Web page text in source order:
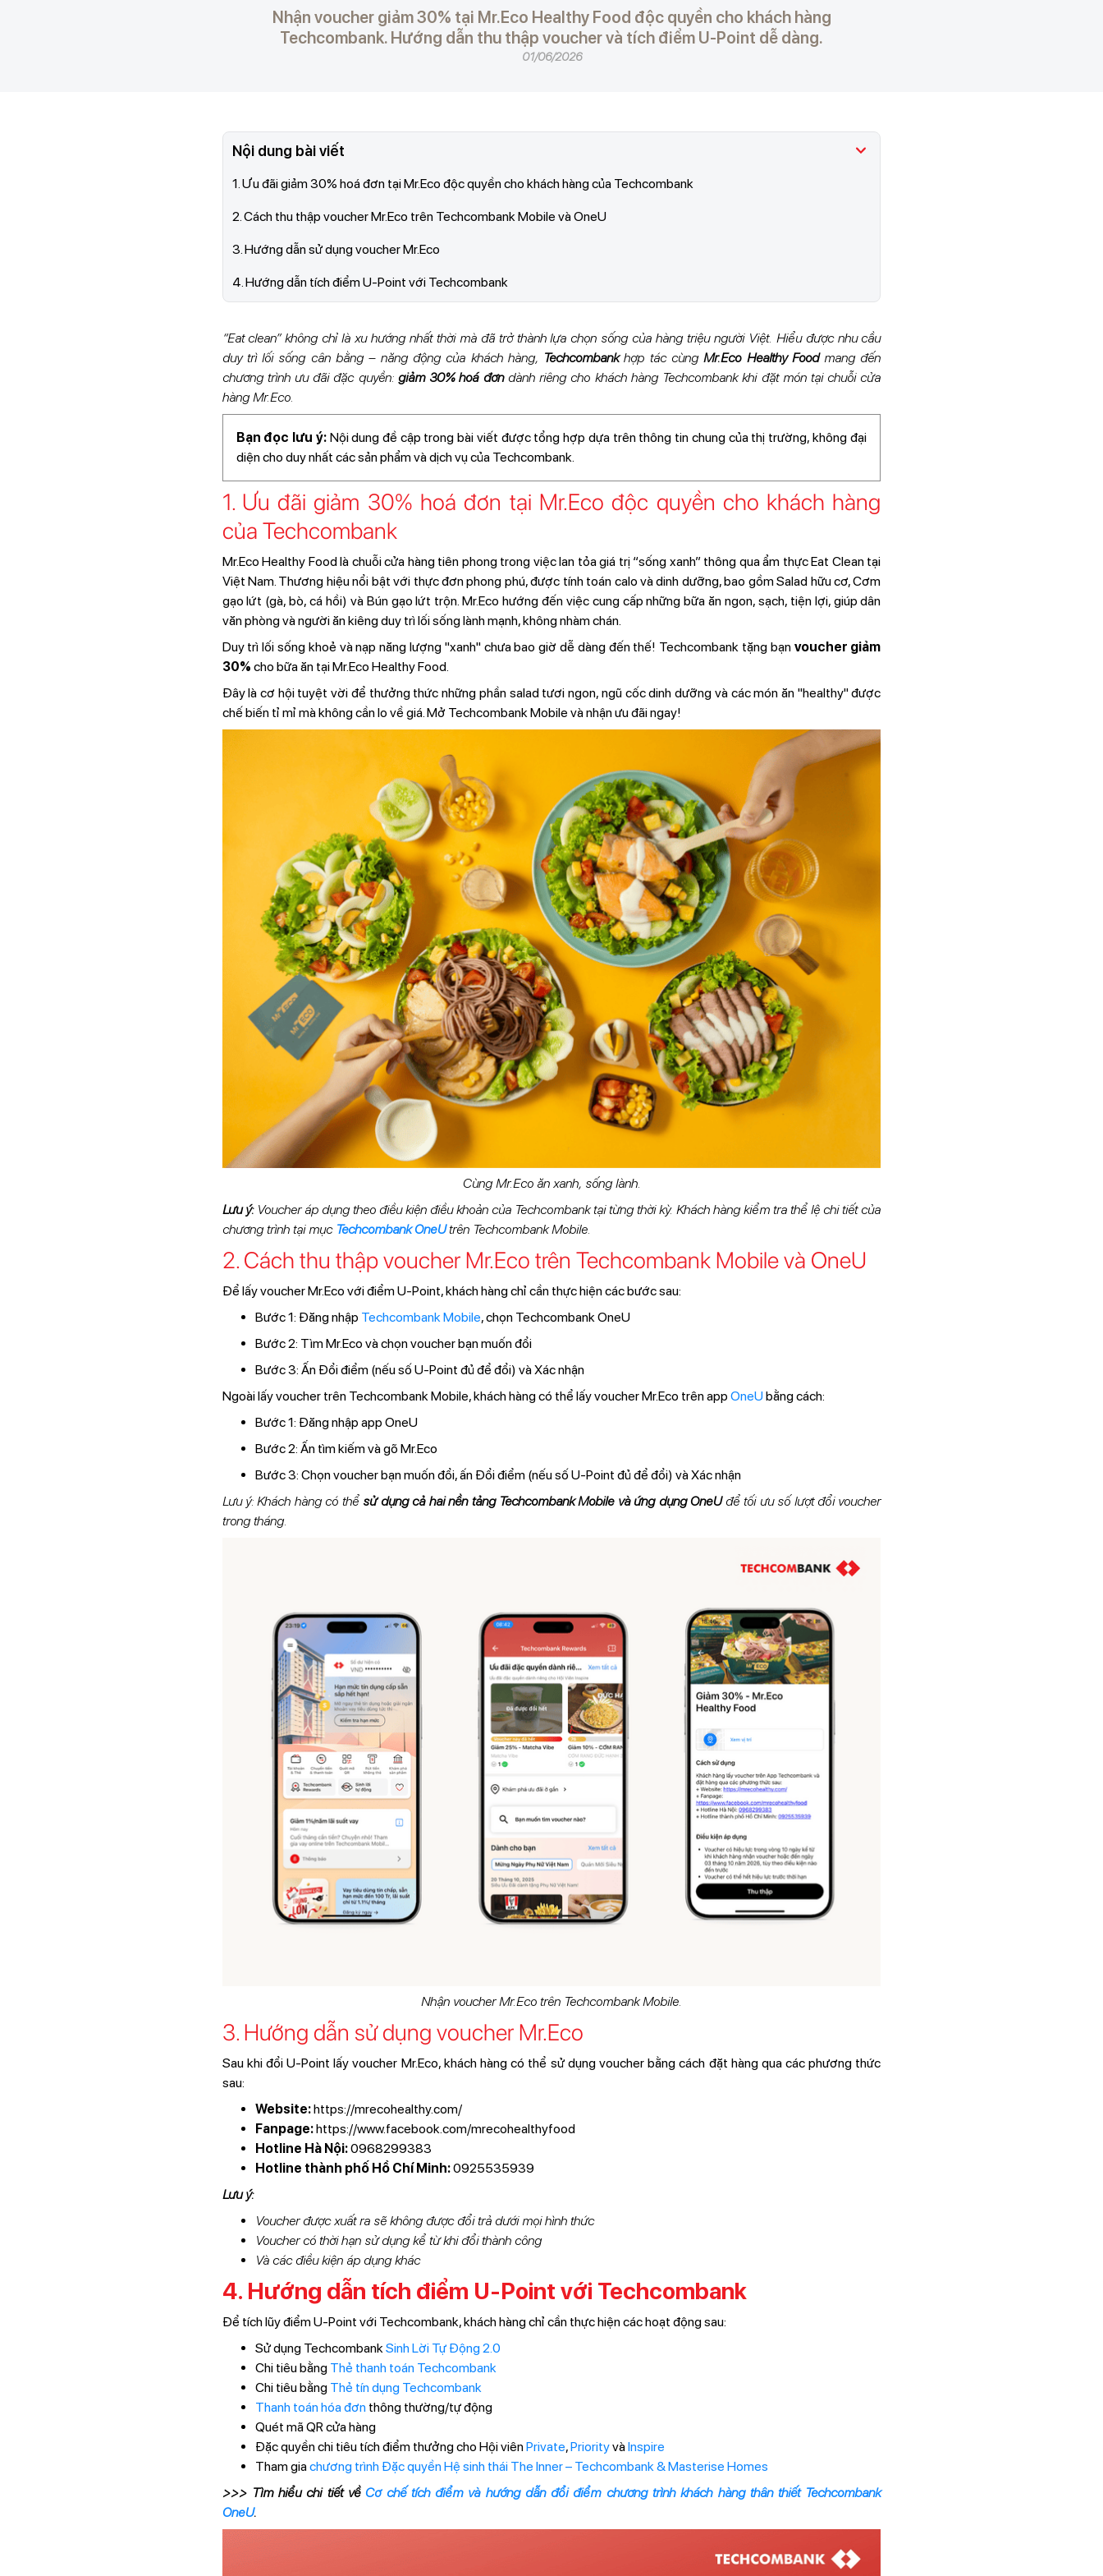
Nhận voucher giảm 30% tại Mr.Eco Healthy Food độc quyền cho khách hàng
Techcombank. Hướng dẫn thu thập voucher và tích điểm U-Point dễ dàng.
01/06/2026
Nội dung bài viết
1. Ưu đãi giảm 30% hoá đơn tại Mr.Eco độc quyền cho khách hàng của Techcombank
2. Cách thu thập voucher Mr.Eco trên Techcombank Mobile và OneU
3. Hướng dẫn sử dụng voucher Mr.Eco
4. Hướng dẫn tích điểm U-Point với Techcombank
“Eat clean” không chỉ là xu hướng nhất thời mà đã trở thành lựa chọn sống của hàng triệu người Việt. Hiểu được nhu cầu
duy trì lối sống cân bằng – năng động của khách hàng, Techcombankhợp tác cùngMr.Eco Healthy Foodmang đến
chương trình ưu đãi đặc quyền: giảm 30% hoá đơndành riêng cho khách hàng Techcombank khi đặt món tại chuỗi cửa
hàng Mr.Eco.
Bạn đọc lưu ý: Nội dung đề cập trong bài viết được tổng hợp dựa trên thông tin chung của thị trường, không đại
diện cho duy nhất các sản phẩm và dịch vụ của Techcombank.
1. Ưu đãi giảm 30% hoá đơn tại Mr.Eco độc quyền cho khách hàng
của Techcombank
Mr.Eco Healthy Food là chuỗi cửa hàng tiên phong trong việc lan tỏa giá trị “sống xanh” thông qua ẩm thực Eat Clean tại
Việt Nam. Thương hiệu nổi bật với thực đơn phong phú, được tính toán calo và dinh dưỡng, bao gồm Salad hữu cơ, Cơm
gạo lứt (gà, bò, cá hồi) và Bún gạo lứt trộn. Mr.Eco hướng đến việc cung cấp những bữa ăn ngon, sạch, tiện lợi, giúp dân
văn phòng và người ăn kiêng duy trì lối sống lành mạnh, không nhàm chán.
Duy trì lối sống khoẻ và nạp năng lượng "xanh" chưa bao giờ dễ dàng đến thế! Techcombank tặng bạn voucher giảm
30% cho bữa ăn tại Mr.Eco Healthy Food.
Đây là cơ hội tuyệt vời để thưởng thức những phần salad tươi ngon, ngũ cốc dinh dưỡng và các món ăn "healthy" được
chế biến tỉ mỉ mà không cần lo về giá. Mở Techcombank Mobile và nhận ưu đãi ngay!
Cùng Mr.Eco ăn xanh, sống lành.
Lưu ý: Voucher áp dụng theo điều kiện điều khoản của Techcombank tại từng thời kỳ. Khách hàng kiểm tra thể lệ chi tiết của
chương trình tại mục Techcombank OneUtrên Techcombank Mobile.
2. Cách thu thập voucher Mr.Eco trên Techcombank Mobile và OneU
Để lấy voucher Mr.Eco với điểm U-Point, khách hàng chỉ cần thực hiện các bước sau:
Bước 1: Đăng nhập Techcombank Mobile, chọn Techcombank OneU
Bước 2: Tìm Mr.Eco và chọn voucher bạn muốn đổi
Bước 3: Ấn Đổi điểm (nếu số U-Point đủ để đổi) và Xác nhận
Ngoài lấy voucher trên Techcombank Mobile, khách hàng có thể lấy voucher Mr.Eco trên app OneUbằng cách:
Bước 1: Đăng nhập app OneU
Bước 2: Ấn tìm kiếm và gõ Mr.Eco
Bước 3: Chọn voucher bạn muốn đổi, ấn Đổi điểm (nếu số U-Point đủ để đổi) và Xác nhận
Lưu ý: Khách hàng có thể sử dụng cả hai nền tảng Techcombank Mobile và ứng dụng OneUđể tối ưu số lượt đổi voucher
trong tháng.
Nhận voucher Mr.Eco trên Techcombank Mobile.
3. Hướng dẫn sử dụng voucher Mr.Eco
Sau khi đổi U-Point lấy voucher Mr.Eco, khách hàng có thể sử dụng voucher bằng cách đặt hàng qua các phương thức
sau:
Website:https://mrecohealthy.com/
Fanpage:https://www.facebook.com/mrecohealthyfood
Hotline Hà Nội:0968299383
Hotline thành phố Hồ Chí Minh:0925535939
Lưu ý:
Voucher được xuất ra sẽ không được đổi trả dưới mọi hình thức
Voucher có thời hạn sử dụng kể từ khi đổi thành công
Và các điều kiện áp dụng khác
4. Hướng dẫn tích điểm U-Point với Techcombank
Để tích lũy điểm U-Point với Techcombank, khách hàng chỉ cần thực hiện các hoạt động sau:
Sử dụng Techcombank Sinh Lời Tự Động 2.0
Chi tiêu bằng Thẻ thanh toán Techcombank
Chi tiêu bằng Thẻ tín dụng Techcombank
Thanh toán hóa đơnthông thường/tự động
Quét mã QR cửa hàng
Đặc quyền chi tiêu tích điểm thưởng cho Hội viênPrivate,PriorityvàInspire
Tham giachương trình Đặc quyền Hệ sinh thái The Inner – Techcombank & Masterise Homes
>>> Tìm hiểu chi tiết về Cơ chế tích điểm và hướng dẫn đổi điểm chương trình khách hàng thân thiết Techcombank
OneU.